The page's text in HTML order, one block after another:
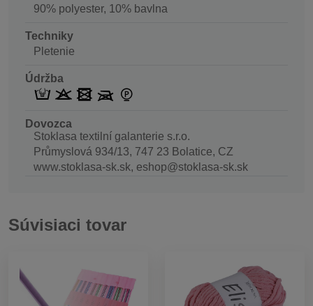
90% polyester, 10% bavlna
Techniky
Pletenie
Údržba
Dovozca
Stoklasa textilní galanterie s.r.o.
Průmyslová 934/13, 747 23 Bolatice, CZ
www.stoklasa-sk.sk, eshop@stoklasa-sk.sk
Súvisiaci tovar